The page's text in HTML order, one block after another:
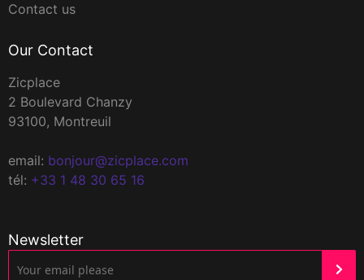
Contact us
Our Contact
Zicplace
2 Boulevard Chanzy
93100, Montreuil
email: bonjour@zicplace.com
tél: +33 1 48 30 65 16
Newsletter